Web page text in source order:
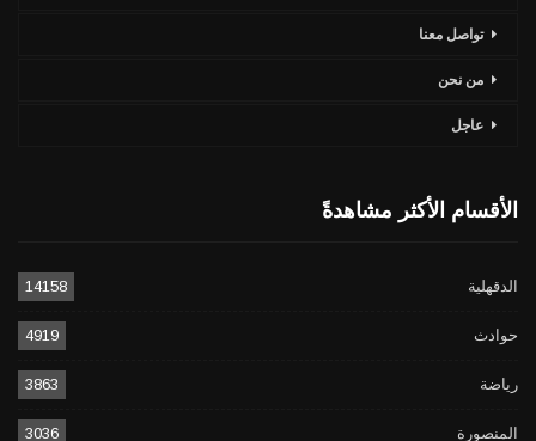
تواصل معنا
من نحن
عاجل
الأقسام الأكثر مشاهدةً
الدقهلية 14158
حوادث 4919
رياضة 3863
المنصورة 3036